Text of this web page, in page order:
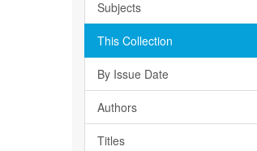
Subjects
This Collection
By Issue Date
Authors
Titles